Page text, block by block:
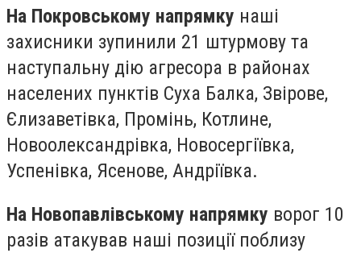
На Покровському напрямку наші
захисники зупинили 21 штурмову та
наступальну дію агресора в районах
населених пунктів Суха Балка, Звірове,
Єлизаветівка, Промінь, Котлине,
Новоолександрівка, Новосергіївка,
Успенівка, Ясенове, Андріївка.
На Новопавлівському напрямку ворог 10
разів атакував наші позиції поблизу